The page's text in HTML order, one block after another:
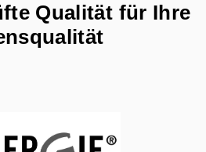
Qualität für Ihre